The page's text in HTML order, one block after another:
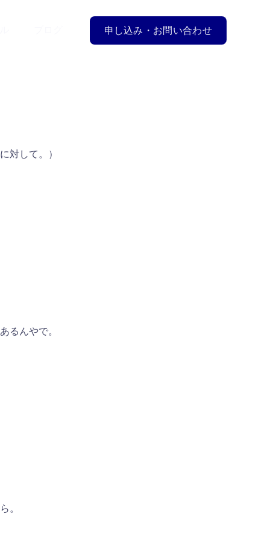
申し込み・お問い合わせ
対して。）
るんやで。
。